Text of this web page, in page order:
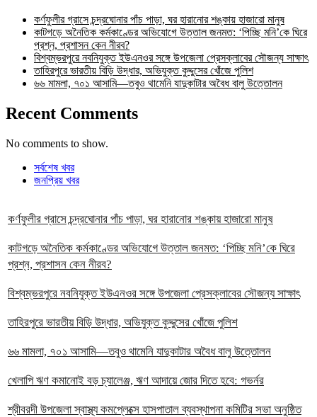
কর্ণফুলীর গ্রাসে চন্দ্রঘোনার পাঁচ পাড়া, ঘর হারানোর শঙ্কায় হাজারো মানুষ
কাটগড়ে অনৈতিক কর্মকাণ্ডের অভিযোগে উত্তাল জনমত: ‘পিচ্ছি মনি’কে ঘিরে
প্রশ্ন, প্রশাসন কেন নীরব?
বিশ্বম্ভরপুরে নবনিযুক্ত ইউএনওর সঙ্গে উপজেলা প্রেসক্লাবের সৌজন্য সাক্ষাৎ
তাহিরপুরে ভারতীয় বিড়ি উদ্ধার, অভিযুক্ত কুদ্দুসের খোঁজে পুলিশ
৬৬ মামলা, ৭০১ আসামি—তবুও থামেনি যাদুকাটার অবৈধ বালু উত্তোলন
Recent Comments
No comments to show.
সর্বশেষ খবর
জনপ্রিয় খবর
কর্ণফুলীর গ্রাসে চন্দ্রঘোনার পাঁচ পাড়া, ঘর হারানোর শঙ্কায় হাজারো মানুষ
কাটগড়ে অনৈতিক কর্মকাণ্ডের অভিযোগে উত্তাল জনমত: ‘পিচ্ছি মনি’কে ঘিরে
প্রশ্ন, প্রশাসন কেন নীরব?
বিশ্বম্ভরপুরে নবনিযুক্ত ইউএনওর সঙ্গে উপজেলা প্রেসক্লাবের সৌজন্য সাক্ষাৎ
তাহিরপুরে ভারতীয় বিড়ি উদ্ধার, অভিযুক্ত কুদ্দুসের খোঁজে পুলিশ
৬৬ মামলা, ৭০১ আসামি—তবুও থামেনি যাদুকাটার অবৈধ বালু উত্তোলন
খেলাপি ঋণ কমানোই বড় চ্যালেঞ্জ, ঋণ আদায়ে জোর দিতে হবে: গভর্নর
শ্রীবরদী উপজেলা স্বাস্থ্য কমপ্লেক্সে হাসপাতাল ব্যবস্থাপনা কমিটির সভা অনুষ্ঠিত